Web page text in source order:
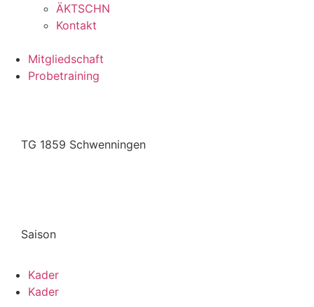
ÄKTSCHN
Kontakt
Mitgliedschaft
Probetraining
TG 1859 Schwenningen
Saison
Kader
Kader